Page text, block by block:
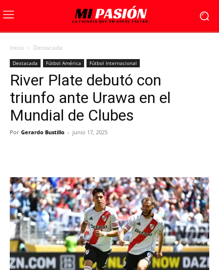
Inicio Destacada
Destacada Fútbol América Fútbol Internacional
River Plate debutó con
triunfo ante Urawa en el
Mundial de Clubes
Por Gerardo Bustillo - junio 17, 2025